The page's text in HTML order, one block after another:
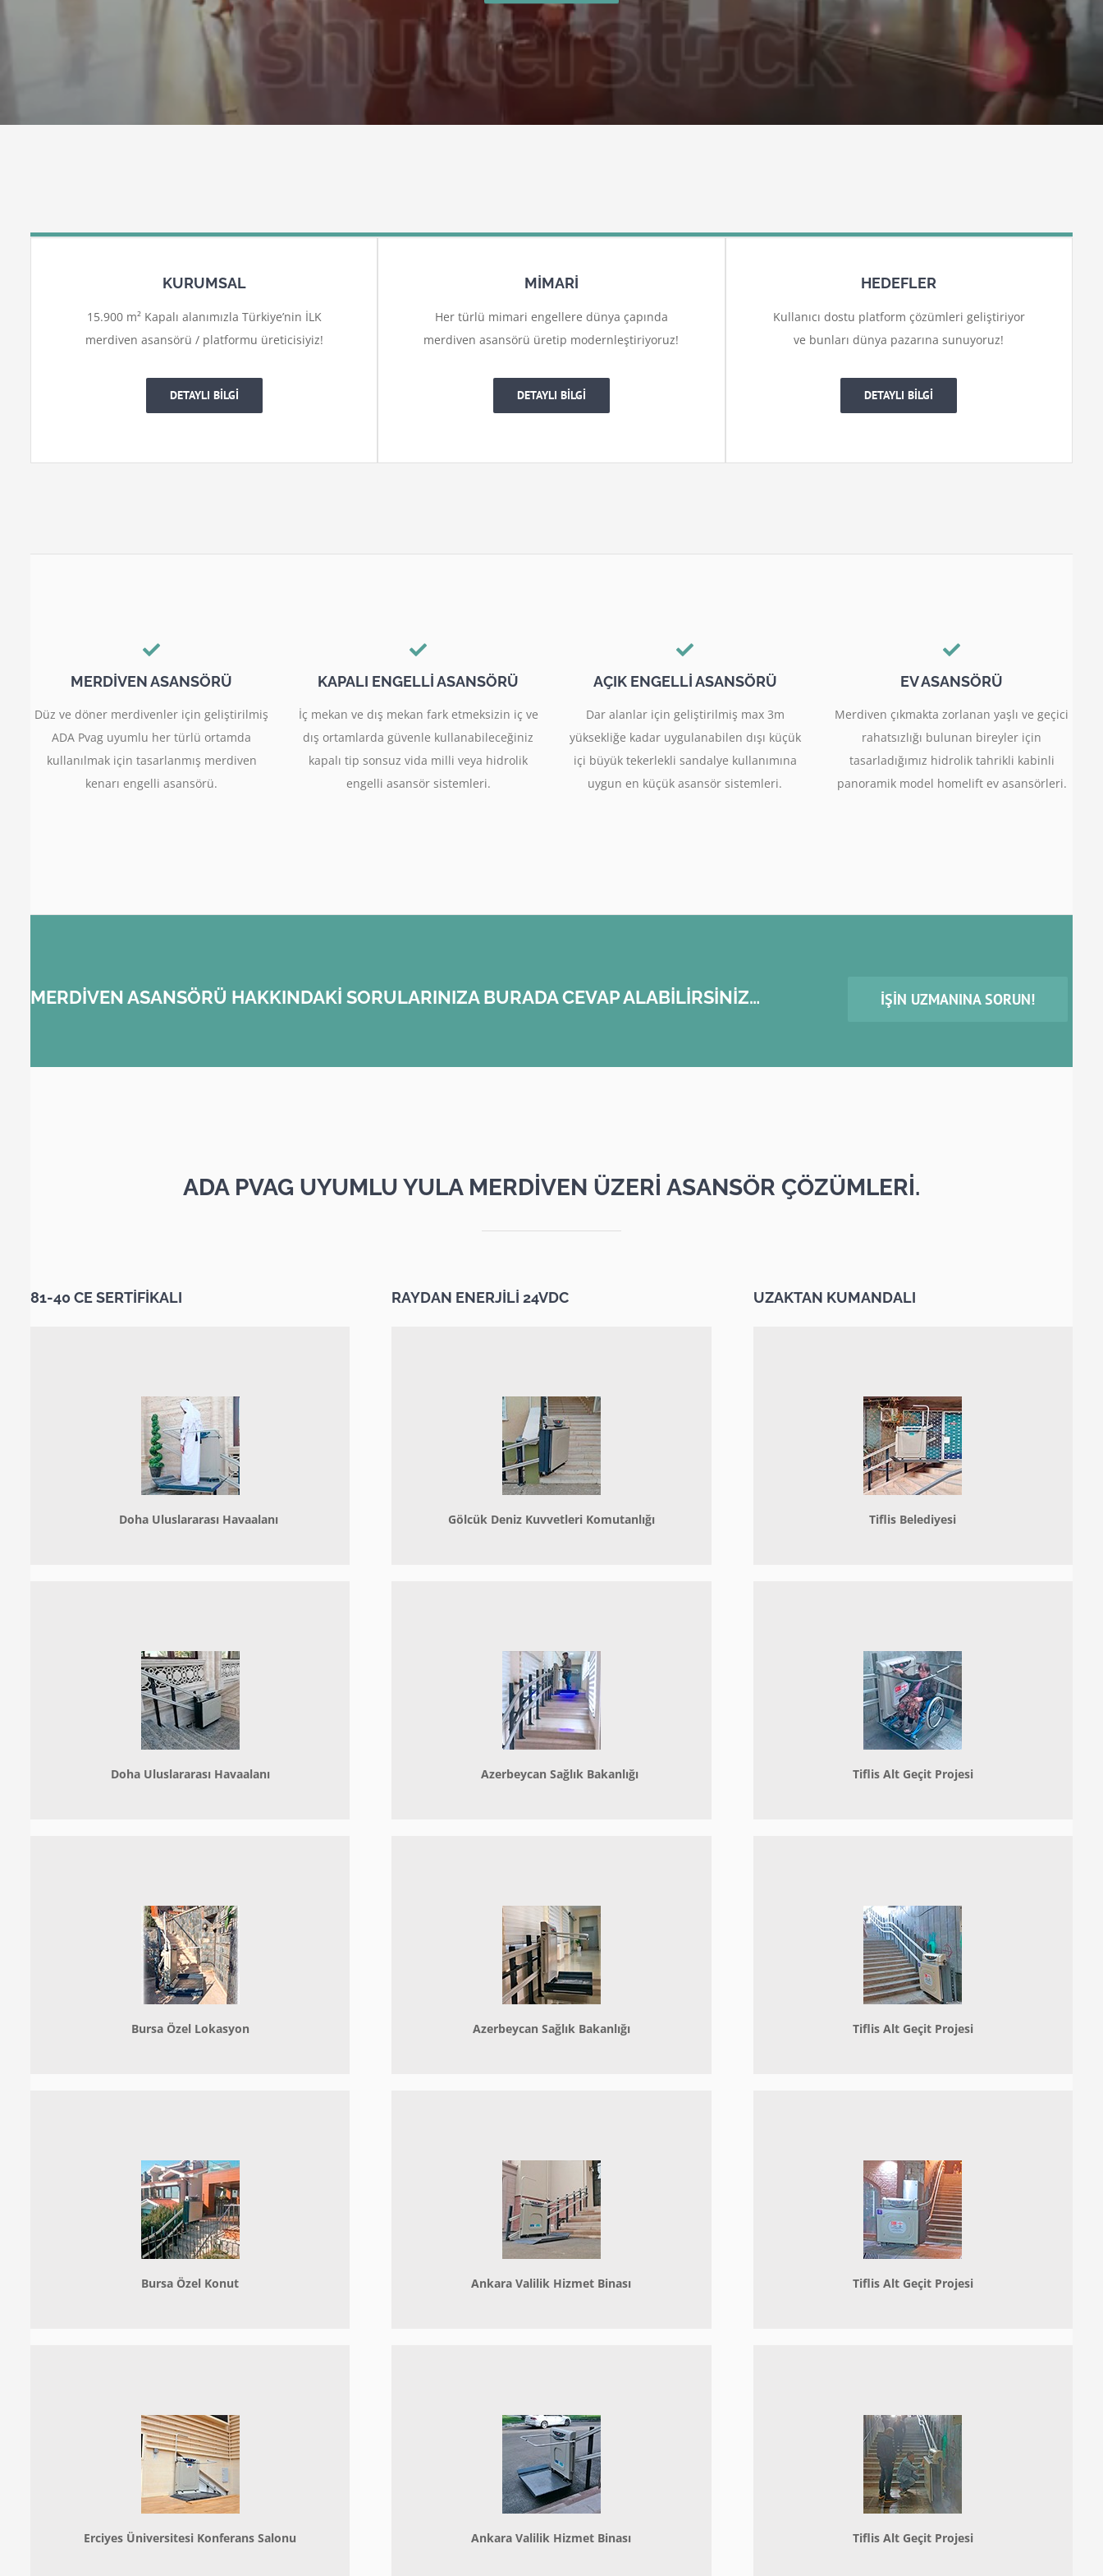
KURUMSAL
15.900 m² Kapalı alanımızla Türkiye’nin İLK
merdiven asansörü / platformu üreticisiyiz!
DETAYLI BİLGİ
MİMARİ
Her türlü mimari engellere dünya çapında
merdiven asansörü üretip modernleştiriyoruz!
DETAYLI BİLGİ
HEDEFLER
Kullanıcı dostu platform çözümleri geliştiriyor
ve bunları dünya pazarına sunuyoruz!
DETAYLI BİLGİ
MERDİVEN ASANSÖRÜ
Düz ve döner merdivenler için geliştirilmiş
ADA Pvag uyumlu her türlü ortamda
kullanılmak için tasarlanmış merdiven
kenarı engelli asansörü.
KAPALI ENGELLİ ASANSÖRÜ
İç mekan ve dış mekan fark etmeksizin iç ve
dış ortamlarda güvenle kullanabileceğiniz
kapalı tip sonsuz vida milli veya hidrolik
engelli asansör sistemleri.
AÇIK ENGELLİ ASANSÖRÜ
Dar alanlar için geliştirilmiş max 3m
yüksekliğe kadar uygulanabilen dışı küçük
içi büyük tekerlekli sandalye kullanımına
uygun en küçük asansör sistemleri.
EV ASANSÖRÜ
Merdiven çıkmakta zorlanan yaşlı ve geçici
rahatsızlığı bulunan bireyler için
tasarladığımız hidrolik tahrikli kabinli
panoramik model homelift ev asansörleri.
MERDİVEN ASANSÖRÜ HAKKINDAKİ SORULARINIZA BURADA CEVAP ALABİLİRSİNİZ… İŞIN UZMANINA SORUN!
ADA PVAG UYUMLU YULA MERDİVEN ÜZERİ ASANSÖR ÇÖZÜMLERİ.
81-40 CE SERTİFİKALI RAYDAN ENERJİLİ 24VDC UZAKTAN KUMANDALI
DohaUluslararası Havaalanı Gölcük Deniz Kuvvetleri Komutanlığı Tiflis Belediyesi
DohaUluslararası Havaalanı Azerbeycan Sağlık Bakanlığı Tiflis Alt Geçit Projesi
Bursa Özel Lokasyon Azerbeycan Sağlık Bakanlığı Tiflis Alt Geçit Projesi
Bursa Özel Konut Ankara Valilik Hizmet Binası Tiflis Alt Geçit Projesi
Erciyes Üniversitesi Konferans Salonu Ankara Valilik Hizmet Binası Tiflis Alt Geçit Projesi